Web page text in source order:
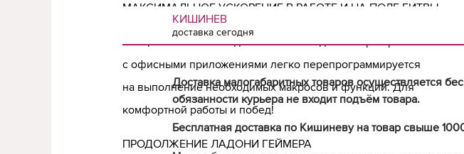
МАКСИМАЛЬНОЕ УСКОРЕНИЕ В РАБОТЕ И НА ПОЛЕ БИТВЫ
Специальная кнопка двойного клика для быстрой работы
с офисными приложениями легко перепрограммируется
на выполнение необходимых макросов и функций. Для
комфортной работы и побед!
ПРОДОЛЖЕНИЕ ЛАДОНИ ГЕЙМЕРА
КИШИНЕВ
доставка сегодня
Доставка малогабаритных товаров осуществляется
обязанности курьера не входит подъём товара.
Бесплатная доставка по Кишиневу на товар свыше